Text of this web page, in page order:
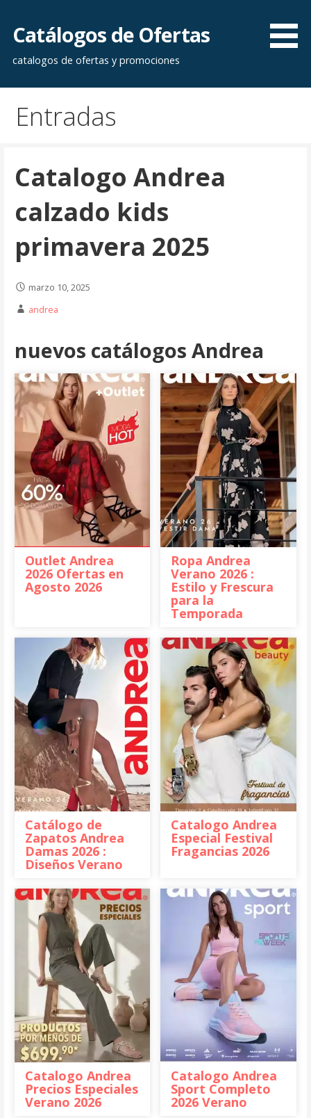
contenido
Catálogos de Ofertas
catalogos de ofertas y promociones
Entradas
Catalogo Andrea
calzado kids
primavera 2025
marzo 10, 2025
andrea
nuevos catálogos Andrea
Outlet Andrea
2026 Ofertas en
Agosto 2026
Ropa Andrea
Verano 2026 :
Estilo y Frescura
para la
Temporada
Catálogo de
Zapatos Andrea
Damas 2026 :
Diseños Verano
Catalogo Andrea
Especial Festival
Fragancias 2026
Catalogo Andrea
Precios Especiales
Verano 2026
Catalogo Andrea
Sport Completo
2026 Verano